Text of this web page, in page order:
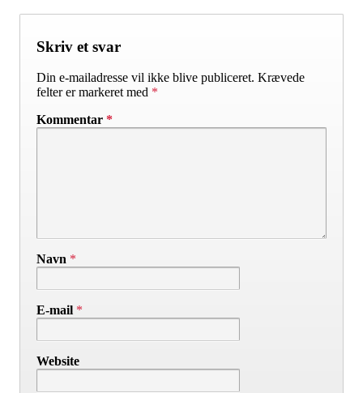
Skriv et svar
Din e-mailadresse vil ikke blive publiceret. Krævede
felter er markeret med *
Kommentar *
Navn *
E-mail *
Website